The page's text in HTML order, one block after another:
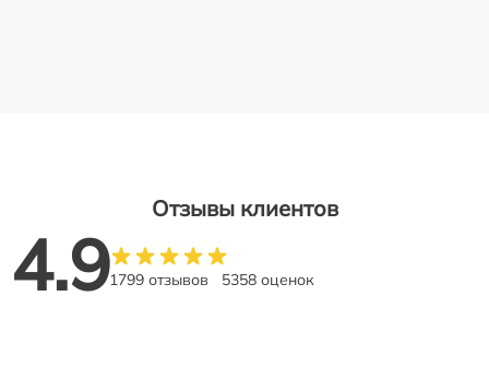
Отзывы клиентов
4.91799 отзывов 5358 оценок